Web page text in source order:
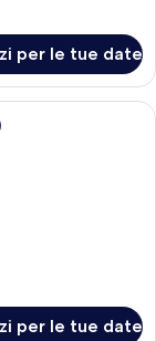
per le tue date
con due letti, una
per le tue date